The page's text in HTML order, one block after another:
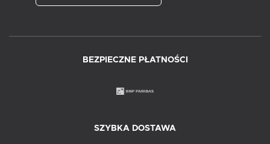
BEZPIECZNE PŁATNOŚCI
SZYBKA DOSTAWA